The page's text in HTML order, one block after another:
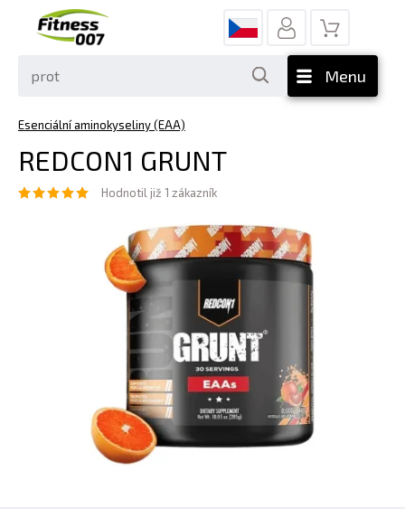
Menu
Esenciální aminokyseliny (EAA)
REDCON1 GRUNT
Hodnotil již 1 zákazník